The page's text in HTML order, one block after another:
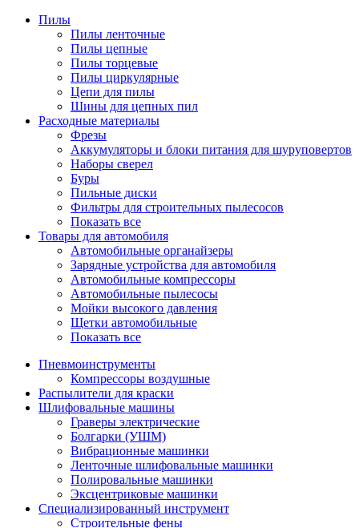
Пилы
Пилы ленточные
Пилы цепные
Пилы торцевые
Пилы циркулярные
Цепи для пилы
Шины для цепных пил
Расходные материалы
Фрезы
Аккумуляторы и блоки питания для шуруповертов
Наборы сверел
Буры
Пильные диски
Фильтры для строительных пылесосов
Показать все
Товары для автомобиля
Автомобильные органайзеры
Зарядные устройства для автомобиля
Автомобильные компрессоры
Автомобильные пылесосы
Мойки высокого давления
Щетки автомобильные
Показать все
Пневмоинструменты
Компрессоры воздушные
Распылители для краски
Шлифовальные машины
Граверы электрические
Болгарки (УШМ)
Вибрационные машинки
Ленточные шлифовальные машинки
Полировальные машинки
Эксцентриковые машинки
Специализированный инструмент
Строительные фены